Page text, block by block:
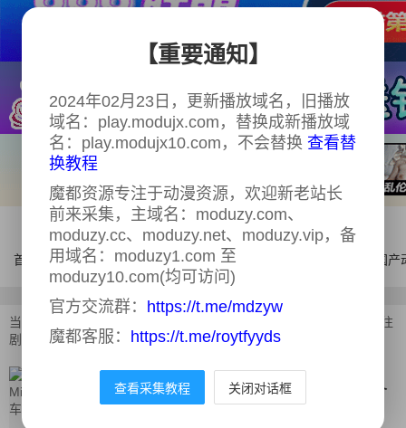
首页 电影 连续剧 综艺 国
当前位置：
银河特急 Milky✩Subway 各站停车前往
剧场
银河特急 Milky✩Subway 各
【重要通知】
2024年02月23日，更新播放域名，旧播放
域名：play.modujx.com，替换成新播放域
名：play.modujx10.com，不会替换 查看替
换教程
魔都资源专注于动漫资源，欢迎新老站长
前来采集，主域名：moduzy.com、
moduzy.cc、moduzy.net、moduzy.vip，备
用域名：moduzy1.com 至
moduzy10.com(均可访问)
官方交流群： https://t.me/mdzyw
魔都客服： https://t.me/roytfyyds
查看采集教程 关闭对话框